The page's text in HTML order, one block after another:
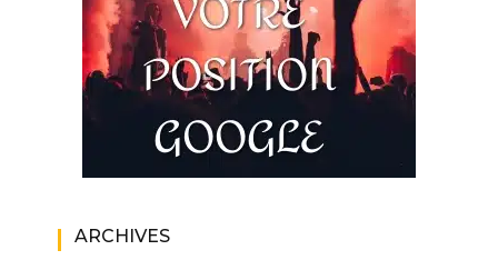
ARCHIVES